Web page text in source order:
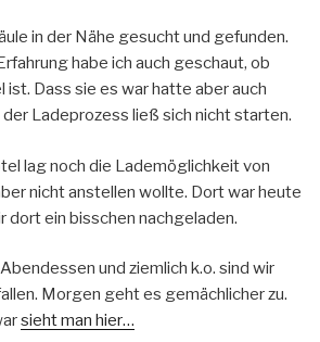
in der Nähe gesucht und gefunden.
habe ich auch geschaut, ob
Dass sie es war hatte aber auch
Ladeprozess ließ sich nicht starten.
lag noch die Lademöglichkeit von
nicht anstellen wollte. Dort war heute
dort ein bisschen nachgeladen.
und ziemlich k.o. sind wir
Morgen geht es gemächlicher zu.
sieht man hier…